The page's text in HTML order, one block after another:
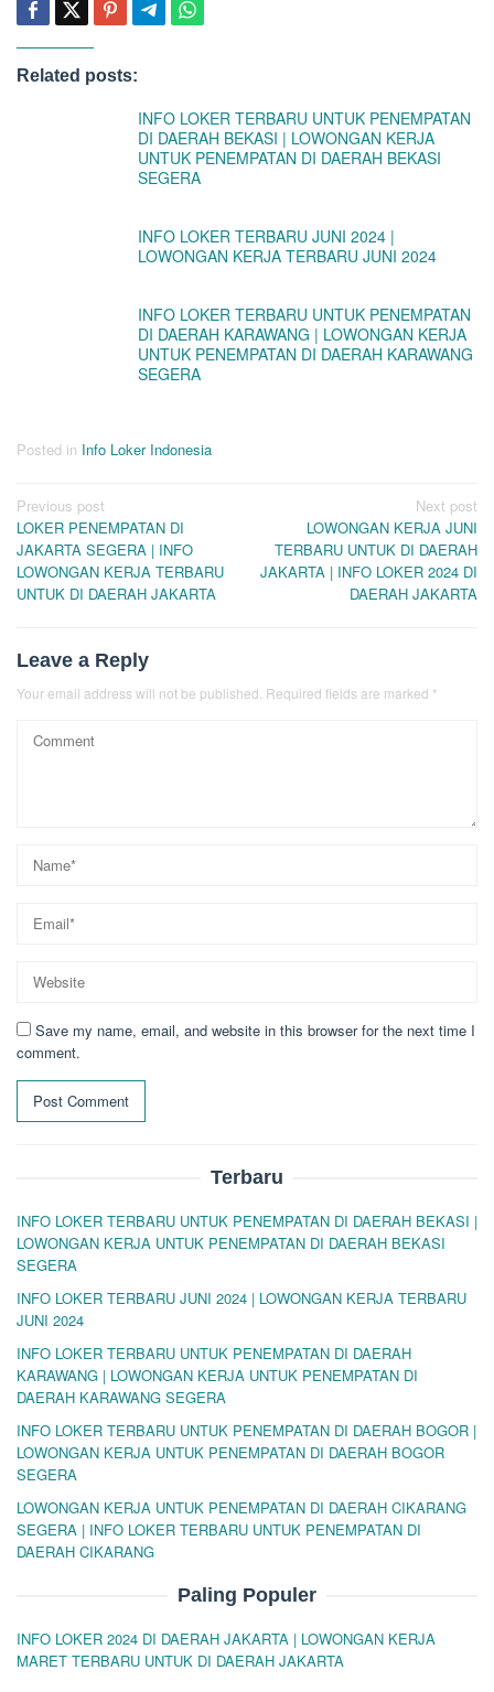
Related posts:
INFO LOKER TERBARU UNTUK PENEMPATAN
DI DAERAH BEKASI | LOWONGAN KERJA
UNTUK PENEMPATAN DI DAERAH BEKASI
SEGERA
INFO LOKER TERBARU JUNI 2024 |
LOWONGAN KERJA TERBARU JUNI 2024
INFO LOKER TERBARU UNTUK PENEMPATAN
DI DAERAH KARAWANG | LOWONGAN KERJA
UNTUK PENEMPATAN DI DAERAH KARAWANG
SEGERA
Posted in Info Loker Indonesia
Post
navigation
Previous post
LOKER PENEMPATAN DI
JAKARTA SEGERA | INFO
LOWONGAN KERJA TERBARU
UNTUK DI DAERAH JAKARTA
Next post
LOWONGAN KERJA JUNI
TERBARU UNTUK DI DAERAH
JAKARTA | INFO LOKER 2024 DI
DAERAH JAKARTA
Leave a Reply
Your email address will not be published. Required fields are marked *
Save my name, email, and website in this browser for the next time I
comment.
Terbaru
INFO LOKER TERBARU UNTUK PENEMPATAN DI DAERAH BEKASI |
LOWONGAN KERJA UNTUK PENEMPATAN DI DAERAH BEKASI
SEGERA
INFO LOKER TERBARU JUNI 2024 | LOWONGAN KERJA TERBARU
JUNI 2024
INFO LOKER TERBARU UNTUK PENEMPATAN DI DAERAH
KARAWANG | LOWONGAN KERJA UNTUK PENEMPATAN DI
DAERAH KARAWANG SEGERA
INFO LOKER TERBARU UNTUK PENEMPATAN DI DAERAH BOGOR |
LOWONGAN KERJA UNTUK PENEMPATAN DI DAERAH BOGOR
SEGERA
LOWONGAN KERJA UNTUK PENEMPATAN DI DAERAH CIKARANG
SEGERA | INFO LOKER TERBARU UNTUK PENEMPATAN DI
DAERAH CIKARANG
Paling Populer
INFO LOKER 2024 DI DAERAH JAKARTA | LOWONGAN KERJA
MARET TERBARU UNTUK DI DAERAH JAKARTA